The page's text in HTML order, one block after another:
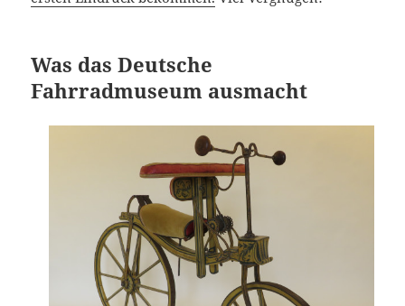
Was das Deutsche
Fahrradmuseum ausmacht